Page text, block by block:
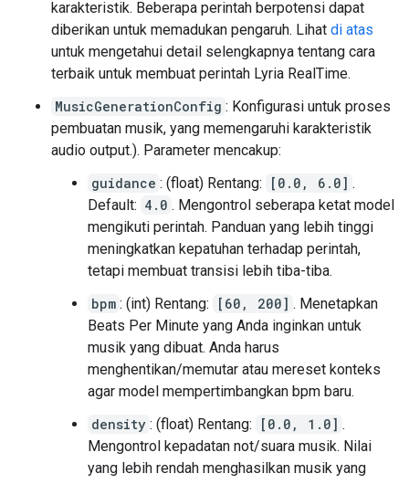
karakteristik. Beberapa perintah berpotensi dapat
diberikan untuk memadukan pengaruh. Lihat di atas
untuk mengetahui detail selengkapnya tentang cara
terbaik untuk membuat perintah Lyria RealTime.
MusicGenerationConfig : Konfigurasi untuk proses
pembuatan musik, yang memengaruhi karakteristik
audio output.). Parameter mencakup:
guidance : (float) Rentang: [0.0, 6.0] .
Default: 4.0 . Mengontrol seberapa ketat model
mengikuti perintah. Panduan yang lebih tinggi
meningkatkan kepatuhan terhadap perintah,
tetapi membuat transisi lebih tiba-tiba.
bpm : (int) Rentang: [60, 200] . Menetapkan
Beats Per Minute yang Anda inginkan untuk
musik yang dibuat. Anda harus
menghentikan/memutar atau mereset konteks
agar model mempertimbangkan bpm baru.
density : (float) Rentang: [0.0, 1.0] .
Mengontrol kepadatan not/suara musik. Nilai
yang lebih rendah menghasilkan musik yang